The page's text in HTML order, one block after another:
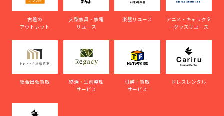
古着の
アウトレット
大型家具・家電
リユース
楽器リユース
アニメ・キャラクタ
ーグッズリユース
総合出張買取
終活・生前整理
サービス
引越＋買取
サービス
ドレスレンタル